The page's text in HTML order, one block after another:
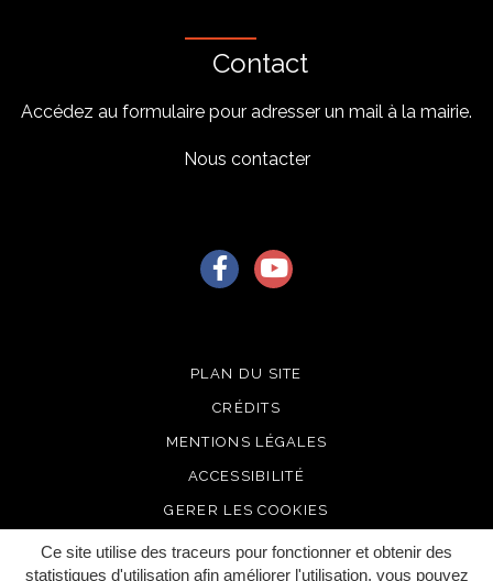
Ce site utilise des traceurs pour fonctionner et obtenir des
statistiques d'utilisation afin améliorer l'utilisation, vous pouvez
Contact
Accédez au formulaire pour adresser un mail à la mairie.
Nous contacter
Lien vers le compte Facebook
Lien vers la chaîne
PLAN DU SITE
CRÉDITS
MENTIONS LÉGALES
ACCESSIBILITÉ
GERER LES COOKIES